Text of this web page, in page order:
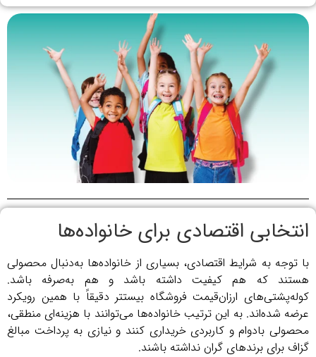
انتخابی اقتصادی برای خانواده‌ها
با توجه به شرایط اقتصادی، بسیاری از خانواده‌ها به‌دنبال محصولی
هستند که هم کیفیت داشته باشد و هم به‌صرفه باشد.
کوله‌پشتی‌های ارزان‌قیمت فروشگاه بیستتر دقیقاً با همین رویکرد
عرضه شده‌اند. به این ترتیب خانواده‌ها می‌توانند با هزینه‌ای منطقی،
محصولی بادوام و کاربردی خریداری کنند و نیازی به پرداخت مبالغ
گزاف برای برندهای گران نداشته باشند.